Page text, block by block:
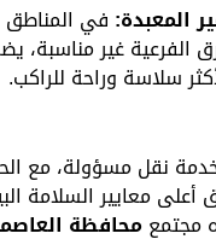
في المناطق
غير مناسبة، يضمن
سلاسة وراحة للراكب.
نقل مسؤولة، مع
معايير السلامة
محافظة العاصمة.